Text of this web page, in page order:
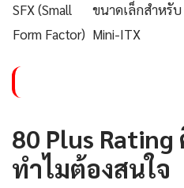
SFX (Small
Form Factor)
ขนาดเล็กสำหรับ
Mini-ITX
80 Plus
ทำไมต้องสนใจ